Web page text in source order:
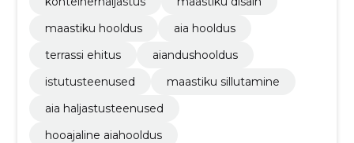
maastiku hooldus
aia hooldus
terrassi ehitus
aiandushooldus
istutusteenused
maastiku sillutamine
aia haljastusteenused
hooajaline aiahooldus